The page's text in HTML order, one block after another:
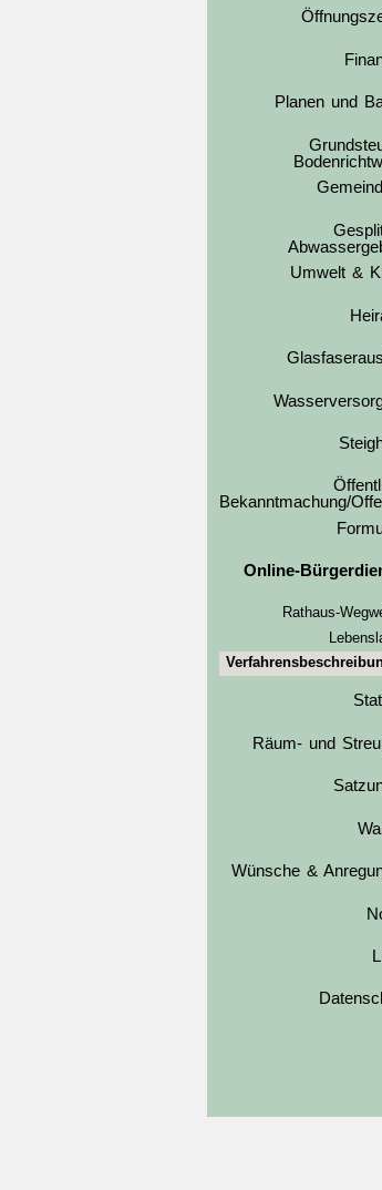
Planen und
Umwelt &
Bekanntmachung/
Online-
Rathaus-
Räum- und
Wünsche &